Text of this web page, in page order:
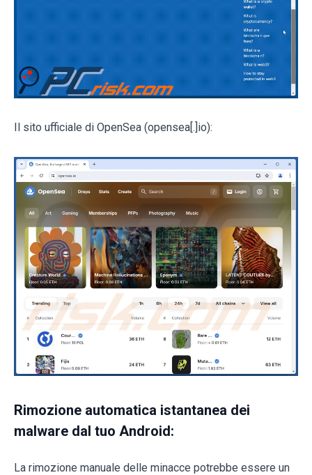
Il sito ufficiale di OpenSea (opensea[.]io):
Rimozione automatica istantanea dei
malware dal tuo Android:
La rimozione manuale delle minacce potrebbe essere un